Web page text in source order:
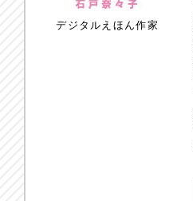
デジタルえほん作家